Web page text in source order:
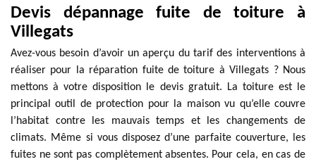
Devis dépannage fuite de toiture à
Villegats
Avez-vous besoin d’avoir un aperçu du tarif des interventions à
réaliser pour la réparation fuite de toiture à Villegats ? Nous
mettons à votre disposition le devis gratuit. La toiture est le
principal outil de protection pour la maison vu qu’elle couvre
l’habitat contre les mauvais temps et les changements de
climats. Même si vous disposez d’une parfaite couverture, les
fuites ne sont pas complètement absentes. Pour cela, en cas de